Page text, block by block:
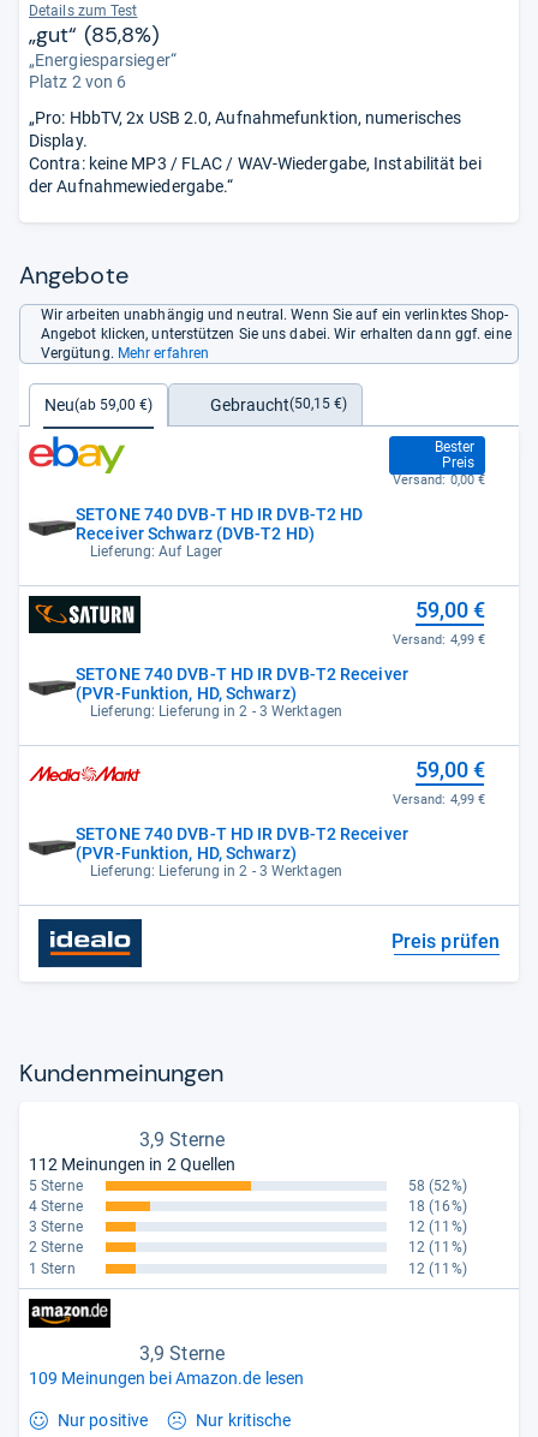
Details zum Test
„gut“ (85,8%)
„Energiesparsieger“
Platz 2 von 6
„Pro: HbbTV, 2x USB 2.0, Aufnahmefunktion, numerisches
Display.
Contra: keine MP3 / FLAC / WAV-Wiedergabe, Instabilität bei
der Aufnahmewiedergabe.“
Angebote
Wir arbeiten unabhängig und neutral. Wenn Sie auf ein verlinktes Shop-
Angebot klicken, unterstützen Sie uns dabei. Wir erhalten dann ggf. eine
Vergütung. Mehr erfahren
Neu(ab 59,00 €) Gebraucht(50,15 €)
SETONE 740 DVB-T HD IR DVB-T2 HD
Receiver Schwarz (DVB-T2 HD)
Lieferung: Auf Lager
Bester
Preis
59,00 €
Versand: 0,00 €
SETONE 740 DVB-T HD IR DVB-T2 Receiver
(PVR-Funktion, HD, Schwarz)
Lieferung: Lieferung in 2 - 3 Werktagen
59,00 €
Versand: 4,99 €
SETONE 740 DVB-T HD IR DVB-T2 Receiver
(PVR-Funktion, HD, Schwarz)
Lieferung: Lieferung in 2 - 3 Werktagen
59,00 €
Versand: 4,99 €
Preis prüfen
Kun­den­mei­nun­gen
3,9 Sterne
112 Meinungen in 2 Quellen
5 Sterne 58 (52%)
4 Sterne
18 (16%)
3 Sterne
12 (11%)
2 Sterne
12 (11%)
1 Stern
12 (11%)
3,9 Sterne
109 Meinungen bei Amazon.de lesen
Nur positive Nur kritische